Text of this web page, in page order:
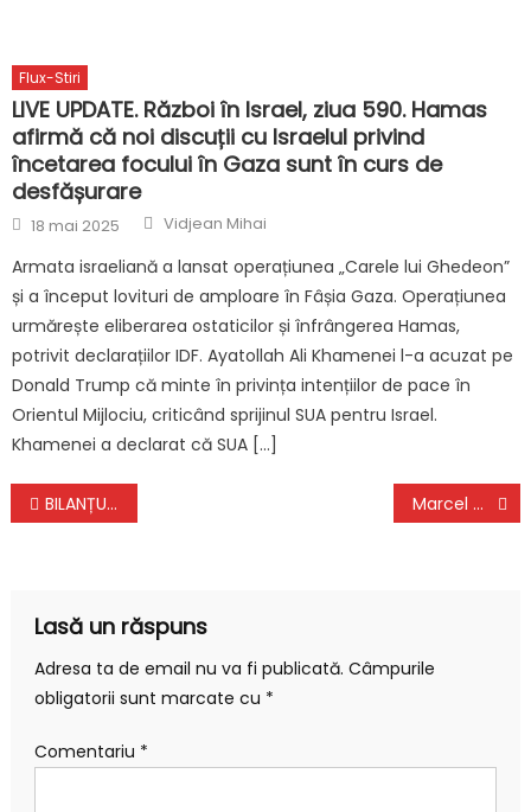
Flux-Stiri
LIVE UPDATE. Război în Israel, ziua 590. Hamas
afirmă că noi discuții cu Israelul privind
încetarea focului în Gaza sunt în curs de
desfășurare
Posted
on
18 mai 2025 Author
Vidjean Mihai
Armata israeliană a lansat operațiunea „Carele lui Ghedeon”
și a început lovituri de amploare în Fâșia Gaza. Operațiunea
urmărește eliberarea ostaticilor și înfrângerea Hamas,
potrivit declarațiilor IDF. Ayatollah Ali Khamenei l-a acuzat pe
Donald Trump că minte în privința intențiilor de pace în
Orientul Mijlociu, criticând sprijinul SUA pentru Israel.
Khamenei a declarat că SUA […]
Navigare
BILANȚUL ZILEI: Peste 12.000 de cazuri noi și 418 decese din cauza COVID-19 Marcel Ciolacu: PSD nu va susţine un guvern minoritar
Lasă un răspuns
Adresa ta de email nu va fi publicată. Câmpurile
obligatorii sunt marcate cu *
Comentariu *